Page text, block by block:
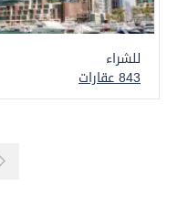
للشراء
843 عقارات